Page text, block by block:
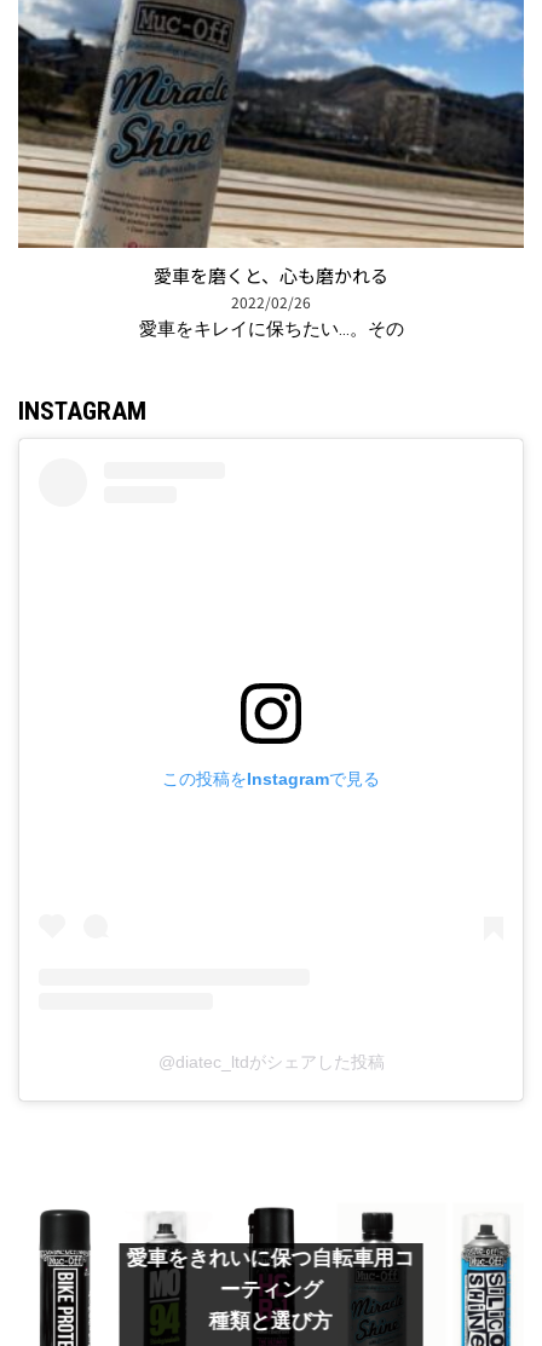
愛車を磨くと、心も磨かれる
2022/02/26
愛車をキレイに保ちたい…。その
INSTAGRAM
この投稿をInstagramで見る
@diatec_ltdがシェアした投稿
愛車をきれいに保つ自転車用コ
ーティング
種類と選び方